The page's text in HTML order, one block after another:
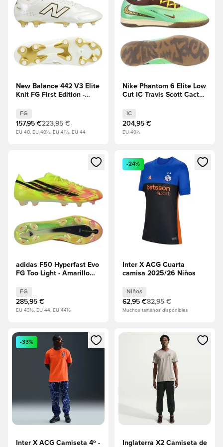
New Balance 442 V3 Elite
Knit FG First Edition -
EDICIÓN LIMITADA
FG
157,95 €223,95 €
EU 40, EU 40½, EU 41½, EU 44
Nike Phantom 6 Elite Low
Cut IC Travis Scott Cactus
EDICIÓN LIMITADA
IC
204,95 €
EU 40½
Abre un modal para iniciar sesión o registrarse como
adidas F50 Hyperfast Evo
FG Too Light - Amarillo
Turquoise EDICIÓN
LIMITADA
FG
285,95 €
EU 43½, EU 44, EU 44½
Abre un modal para iniciar
-24%
Inter X ACG Cuarta
camisa 2025/26 Niños
Niños
62,95 €82,95 €
Muchos tamaños disponibles
Abre un modal para iniciar sesión o registrarse como
-33%
Inter X ACG Camiseta 4º -
Abre un modal para iniciar
Inglaterra X2 Camiseta de